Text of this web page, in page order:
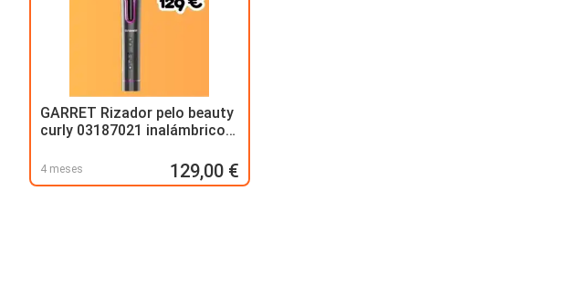
GARRET Rizador pelo beauty
curly 03187021 inalámbrico,
4 meses 129,00 €